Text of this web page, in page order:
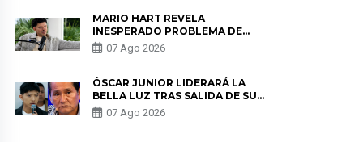
MARIO HART REVELA
INESPERADO PROBLEMA DE
SALUD ANTES DE SEPARARSE DE
KORINA: “ME ENCONTRARON UN
07 Ago 2026
ÓSCAR JUNIOR LIDERARÁ LA
BELLA LUZ TRAS SALIDA DE SU
PADRE POR POLÉMICA CON
NALDY SALDAÑA
07 Ago 2026